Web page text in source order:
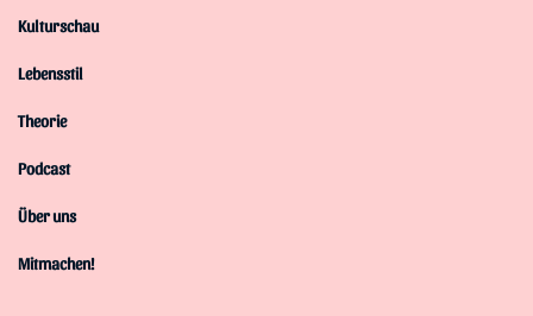
Kulturschau
Lebensstil
Theorie
Podcast
Über uns
Mitmachen!